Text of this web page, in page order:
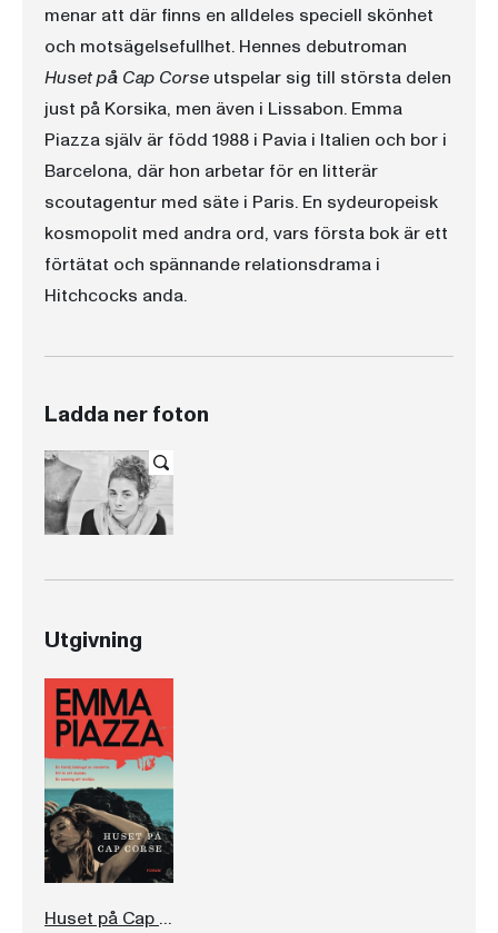
menar att där finns en alldeles speciell skönhet
och motsägelsefullhet. Hennes debutroman
Huset på Cap Corse utspelar sig till största delen
just på Korsika, men även i Lissabon. Emma
Piazza själv är född 1988 i Pavia i Italien och bor i
Barcelona, där hon arbetar för en litterär
scoutagentur med säte i Paris. En sydeuropeisk
kosmopolit med andra ord, vars första bok är ett
förtätat och spännande relationsdrama i
Hitchcocks anda.
Ladda ner foton
Utgivning
Huset på Cap Corse